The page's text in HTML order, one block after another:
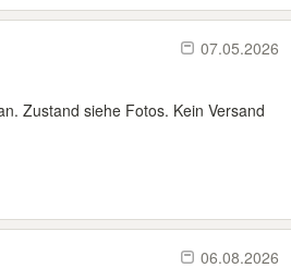
07.05.2026
Zustand siehe Fotos. Kein Versand
06.08.2026